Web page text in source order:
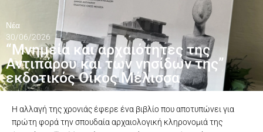
Νέα
30/06/2026
“Μνημεία και αρχαιότητες της
Αντιπάρου και των νησίδων της”
εκδοτικός Οίκος Μέλισσα
Η αλλαγή της χρονιάς έφερε ένα βιβλίο που αποτυπώνει για
πρώτη φορά την σπουδαία αρχαιολογική κληρονομιά της